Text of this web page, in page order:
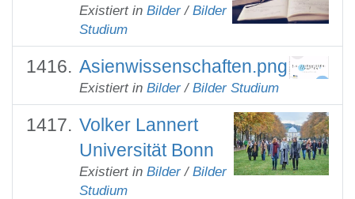
Existiert in Bilder / Bilder
Studium
Asienwissenschaften.png
Existiert in Bilder / Bilder Studium
Volker Lannert
Universität Bonn
Existiert in Bilder / Bilder
Studium